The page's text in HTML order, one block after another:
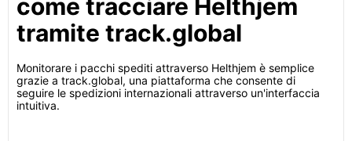
come tracciare Helthjem
tramite track.global
Monitorare i pacchi spediti attraverso Helthjem è semplice
grazie a track.global, una piattaforma che consente di
seguire le spedizioni internazionali attraverso un'interfaccia
intuitiva.